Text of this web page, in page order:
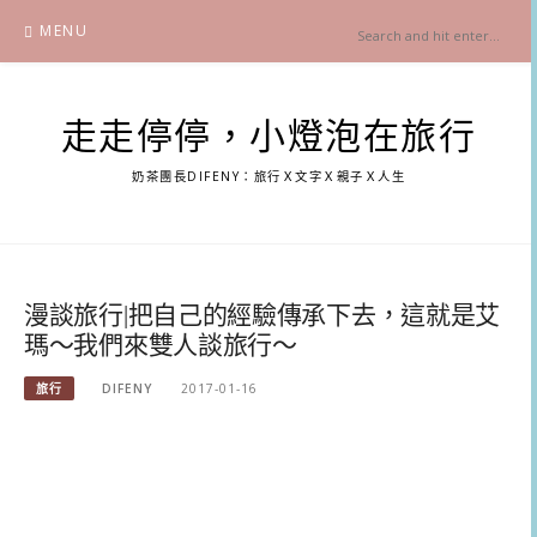
content
MENU
走走停停，小燈泡在旅行
奶茶團長DIFENY：旅行Ｘ文字Ｘ親子Ｘ人生
漫談旅行|把自己的經驗傳承下去，這就是艾
瑪～我們來雙人談旅行～
旅行 DIFENY 2017-01-16